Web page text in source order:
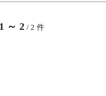
1 ～ 2 / 2 件